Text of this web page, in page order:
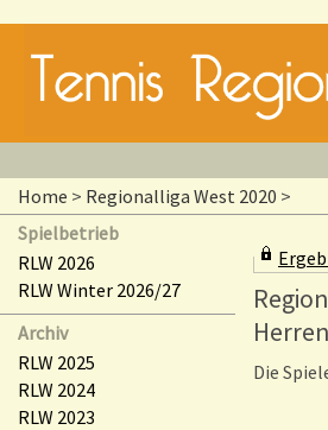
Home > Regionalliga West 2020 >
Spielbetrieb
RLW 2026
RLW Winter 2026/27
Archiv
RLW 2025
RLW 2024
RLW 2023
Die